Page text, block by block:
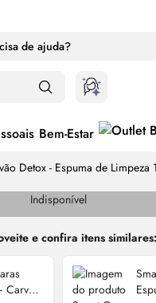
de ajuda?
Bem-Estar
Detox - Espuma de Limpeza
Indisponível
e confira itens similares:
Carvão